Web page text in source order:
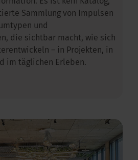
Sammlung von Impulsen
und
die sichtbar macht, wie sich
– in Projekten, in
im täglichen Erleben.